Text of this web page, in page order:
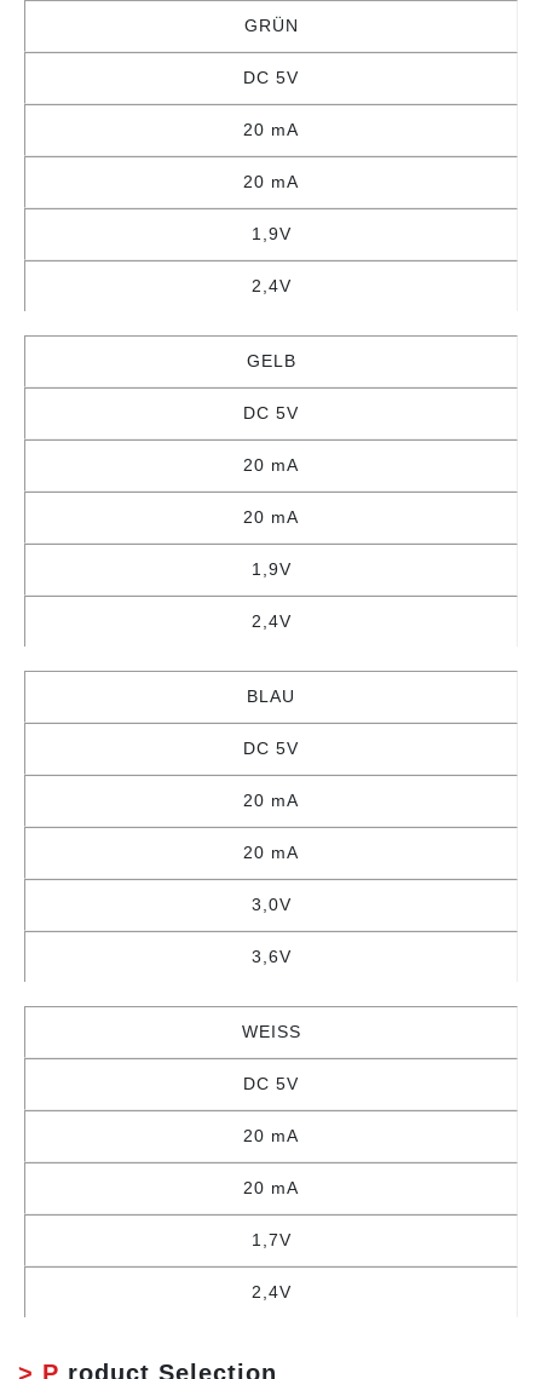
GRÜN
DC 5V
20 mA
20 mA
1,9V
2,4V
GELB
DC 5V
20 mA
20 mA
1,9V
2,4V
BLAU
DC 5V
20 mA
20 mA
3,0V
3,6V
WEISS
DC 5V
20 mA
20 mA
1,7V
2,4V
> P roduct Selection